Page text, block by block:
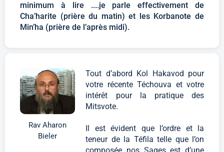
minimum à lire ....je parle effectivement de
Cha’harite (prière du matin) et les Korbanote de
Min’ha (prière de l’après midi).
Rav Aharon
Bieler
Tout d’abord Kol Hakavod pour
votre récente Téchouva et votre
intérêt pour la pratique des
Mitsvote.
Il est évident que l’ordre et la
teneur de la Téfila telle que l’on